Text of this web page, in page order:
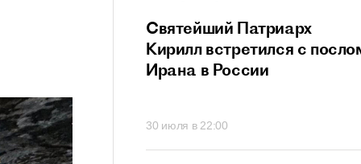
Святейшего
рукоположения
сан
Святейший Патриарх
Кирилл встретился с
Ирана в России
30 июля в 22:00